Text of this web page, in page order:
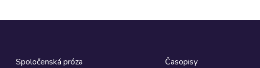
Spoločenská próza
Časopisy